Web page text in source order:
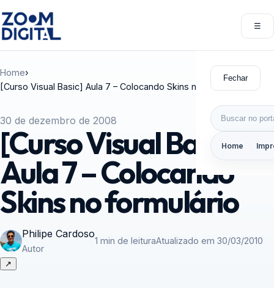
☰
Fechar
Buscar por:
Home
Home›
[Curso Visual Basic] Aula 7 – Colocando Skins no formulário
30 de dezembro de 2008
[Curso Visual Basic]
Aula 7 – Colocando
Skins no formulário
Philipe Cardoso
Autor
1 min de leituraAtualizado em 30/03/2010
↗